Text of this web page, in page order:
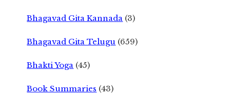
Bhagavad Gita Kannada (3)
Bhagavad Gita Telugu (659)
Bhakti Yoga (45)
Book Summaries (43)